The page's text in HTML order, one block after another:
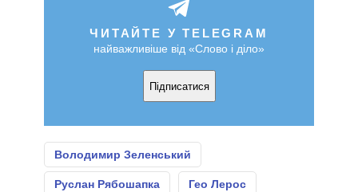
ЧИТАЙТЕ У TELEGRAM
найважливіше від «Слово і діло»
Підписатися
Володимир Зеленський
Руслан Рябошапка Гео Лерос